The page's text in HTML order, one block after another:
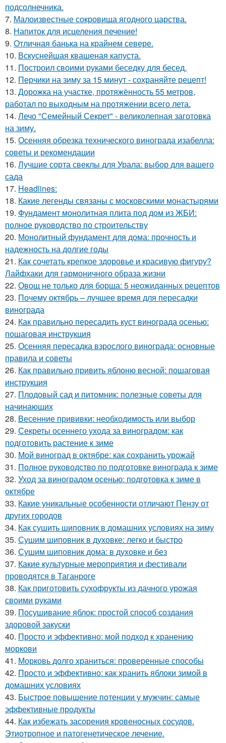
подсолнечника.
7. Малоизвестные сокровища ягодного царства.
8. Напиток для исцеления печение!
9. Отличная банька на крайнем севере.
10. Вскуснейшая квашеная капуста.
11. Построил своими руками беседку для бесед.
12. Перчики на зиму за 15 минут - сохраняйте рецепт!
13. Дорожка на участке, протяжённость 55 метров,
работал по выходным на протяжении всего лета.
14. Лечо "Семейный Секрет" - великолепная заготовка
на зиму.
15. Осенняя обрезка технического винограда изабелла:
советы и рекомендации
16. Лучшие сорта свеклы для Урала: выбор для вашего
сада
17. Headlines:
18. Какие легенды связаны с московскими монастырями
19. Фундамент монолитная плита под дом из ЖБИ:
полное руководство по строительству
20. Монолитный фундамент для дома: прочность и
надежность на долгие годы
21. Как сочетать крепкое здоровье и красивую фигуру?
Лайфхаки для гармоничного образа жизни
22. Овощ не только для борща: 5 неожиданных рецептов
23. Почему октябрь – лучшее время для пересадки
винограда
24. Как правильно пересадить куст винограда осенью:
пошаговая инструкция
25. Осенняя пересадка взрослого винограда: основные
правила и советы
26. Как правильно привить яблоню весной: пошаговая
инструкция
27. Плодовый сад и питомник: полезные советы для
начинающих
28. Весенние прививки: необходимость или выбор
29. Секреты осеннего ухода за виноградом: как
подготовить растение к зиме
30. Мой виноград в октябре: как сохранить урожай
31. Полное руководство по подготовке винограда к зиме
32. Уход за виноградом осенью: подготовка к зиме в
октябре
33. Какие уникальные особенности отличают Пензу от
других городов
34. Как сушить шиповник в домашних условиях на зиму
35. Сушим шиповник в духовке: легко и быстро
36. Сушим шиповник дома: в духовке и без
37. Какие культурные мероприятия и фестивали
проводятся в Таганроге
38. Как приготовить сухофрукты из дачного урожая
своими руками
39. Посушивание яблок: простой способ создания
здоровой закуски
40. Просто и эффективно: мой подход к хранению
моркови
41. Морковь долго храниться: проверенные способы
42. Просто и эффективно: как хранить яблоки зимой в
домашних условиях
43. Быстрое повышение потенции у мужчин: самые
эффективные продукты
44. Как избежать засорения кровеносных сосудов.
Этиотропное и патогенетическое лечение.